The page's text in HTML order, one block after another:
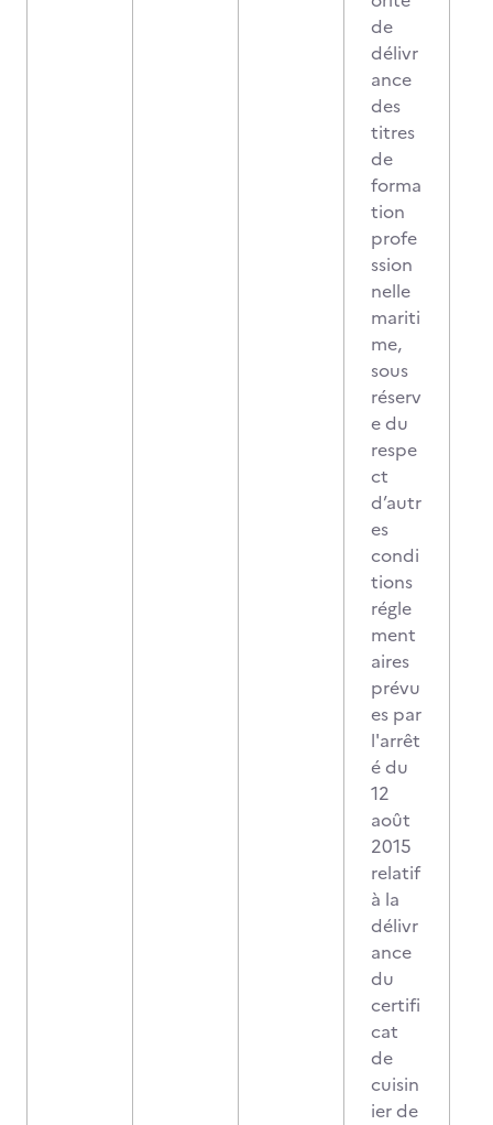
de
délivr
ance
des
titres
de
forma
tion
profe
ssion
nelle
mariti
me,
sous
réserv
e du
respe
ct
d’autr
es
condi
tions
régle
ment
aires
prévu
es par
l'arrêt
é du
12
août
2015
relatif
à la
délivr
ance
du
certifi
cat
de
cuisin
ier de